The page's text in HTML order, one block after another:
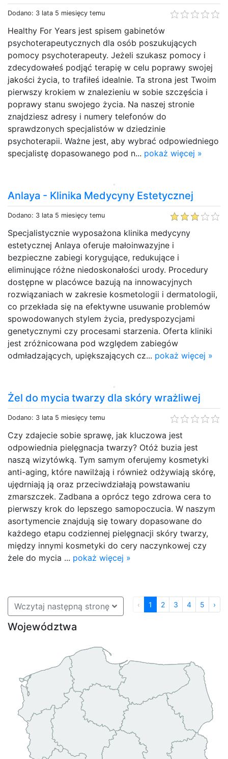
Dodano: 3 lata 5 miesięcy temu
Healthy For Years jest spisem gabinetów
psychoterapeutycznych dla osób poszukujących
pomocy psychoterapeuty. Jeżeli szukasz pomocy i
zdecydowałeś podjąć terapię w celu poprawy swojej
jakości życia, to trafiłeś idealnie. Ta strona jest Twoim
pierwszy krokiem w znalezieniu w sobie szczęścia i
poprawy stanu swojego życia. Na naszej stronie
znajdziesz adresy i numery telefonów do
sprawdzonych specjalistów w dziedzinie
psychoterapii. Ważne jest, aby wybrać odpowiedniego
specjalistę dopasowanego pod n... pokaż więcej »
Anlaya - Klinika Medycyny Estetycznej
Dodano: 3 lata 5 miesięcy temu
Specjalistycznie wyposażona klinika medycyny
estetycznej Anlaya oferuje małoinwazyjne i
bezpieczne zabiegi korygujące, redukujące i
eliminujące różne niedoskonałości urody. Procedury
dostępne w placówce bazują na innowacyjnych
rozwiązaniach w zakresie kosmetologii i dermatologii,
co przekłada się na efektywne usuwanie problemów
spowodowanych stylem życia, predyspozycjami
genetycznymi czy procesami starzenia. Oferta kliniki
jest zróżnicowana pod względem zabiegów
odmładzających, upiększających cz... pokaż więcej »
Żel do mycia twarzy dla skóry wrażliwej
Dodano: 3 lata 5 miesięcy temu
Czy zdajecie sobie sprawę, jak kluczowa jest
odpowiednia pielęgnacja twarzy? Otóż buzia jest
naszą wizytówką. Tym samym oferujemy kosmetyki
anti-aging, które nawilżają i również odżywiają skórę,
ujędrniają ją oraz przeciwdziałają powstawaniu
zmarszczek. Zadbana a oprócz tego zdrowa cera to
pierwszy krok do lepszego samopoczucia. W naszym
asortymencie znajdują się towary dopasowane do
każdego etapu codziennej pielęgnacji skóry twarzy,
między innymi kosmetyki do cery naczynkowej czy
żele do mycia ... pokaż więcej »
Wczytaj następną stronę ‹ 1 2 3 4 5 ›
Województwa